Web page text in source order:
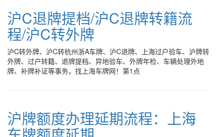
沪C退牌提档/沪C退牌转籍流
程/沪C转外牌
沪C转外牌、沪C转杭州浙A车牌、沪C退牌、上海过户验车、沪牌转
外牌、过户转籍、退牌提档、异地验车、外牌年检、车辆处理外地
牌、补牌补证等事务，找上海车牌网！第1点
沪牌额度办理延期流程：上海